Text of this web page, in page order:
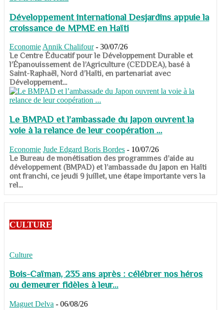
Développement international Desjardins appuie la
croissance de MPME en Haïti
Economie Annik Chalifour - 30/07/26
​​​​​​​Le Centre Éducatif pour le Développement Durable et
l’Épanouissement de l’Agriculture (CEDDEA), basé à
Saint-Raphaël, Nord d’Haïti, en partenariat avec
Développement...
Le BMPAD et l’ambassade du Japon ouvrent la
voie à la relance de leur coopération ...
Economie Jude Edgard Boris Bordes - 10/07/26
​​​​​​​Le Bureau de monétisation des programmes d’aide au
développement (BMPAD) et l’ambassade du Japon en Haïti
ont franchi, ce jeudi 9 juillet, une étape importante vers la
rel...
CULTURE
Culture
Bois-Caïman, 235 ans après : célébrer nos héros
ou demeurer fidèles à leur...
Maguet Delva - 06/08/26